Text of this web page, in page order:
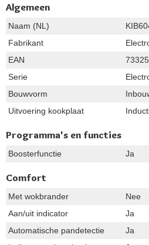
Algemeen
Naam (NL)
Fabrikant
EAN
Serie
Bouwvorm
Uitvoering kookplaat
Programma's en functies
Boosterfunctie Ja
Comfort
Met wokbrander
Nee
Aan/uit indicator
Ja
Automatische pandetectie
Ja